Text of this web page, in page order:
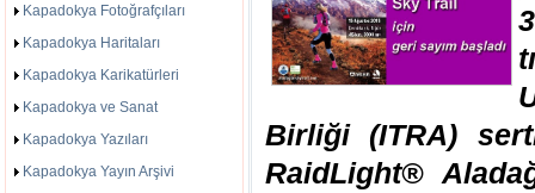
Kapadokya Fotoğrafçıları
Kapadokya Haritaları
Kapadokya Karikatürleri
Kapadokya ve Sanat
Kapadokya Yazıları
Kapadokya Yayın Arşivi
Birliği (ITRA)
RaidLight®